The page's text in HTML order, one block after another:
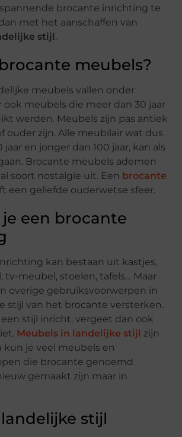
brocante inrichting te
met het aanschaffen van
stijl.
meubels?
meubels vallen onder
ook meubels die meer dan 30 jaar
werden. Meubels zijn pas antiek
ouder zijn. Alle meubilair wat dus
jaar en jonger dan 100 jaar, kan als
Brocante meubels ademen
soort nostalgie uit. Een brocante
een geliefde ouderwetse sfeer.
een brocante
kan bestaan uit kastjes,
tv-meubel, stoelen, tafels… Maar
overige gebruiksvoorwerpen in
stijl van het brocante versterken.
een stijl inricht, vergeet dan ook
Meubels in landelijke stijl zijn
kun je veel meubels en
die brocante genoemd
gemaakt zijn maar in
stijl